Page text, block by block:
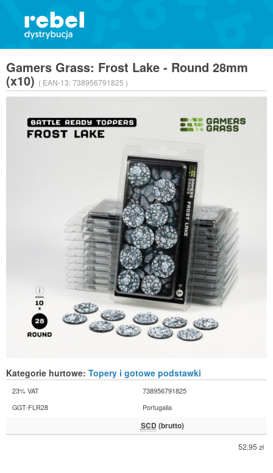
Gamers Grass: Frost Lake - Round 28mm
(x10) ( EAN-13:738956791825 )
Kategorie hurtowe: Topery i gotowe podstawki
23% VAT
738956791825
GGT-FLR28
Portugalia
SCD (brutto)
52,95 zł